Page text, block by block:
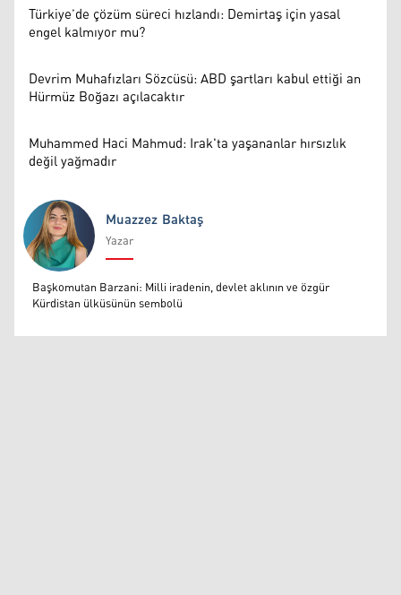
Türkiye’de çözüm süreci hızlandı: Demirtaş için yasal
engel kalmıyor mu?
Devrim Muhafızları Sözcüsü: ABD şartları kabul ettiği an
Hürmüz Boğazı açılacaktır
Muhammed Haci Mahmud: Irak'ta yaşananlar hırsızlık
değil yağmadır
Muazzez Baktaş
Muazzez Baktaş
Yazar
Başkomutan Barzani: Milli iradenin, devlet aklının ve özgür
Kürdistan ülküsünün sembolü